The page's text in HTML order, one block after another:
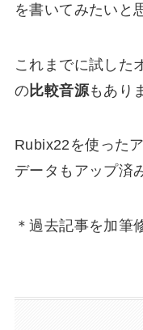
を書いてみたいと
これまでに試した
の比較音源もあり
Rubix22を使った
データもアップ済
＊過去記事を加筆